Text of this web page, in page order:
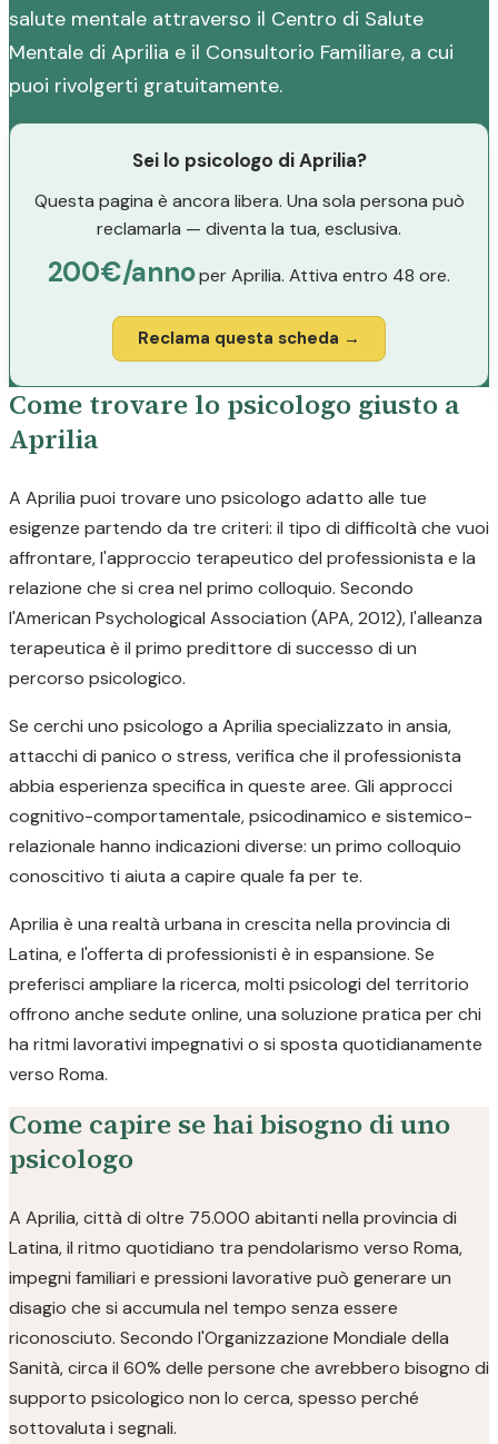
salute mentale attraverso il Centro di Salute
Mentale di Aprilia e il Consultorio Familiare, a cui
puoi rivolgerti gratuitamente.
Sei lo psicologo di Aprilia?
Questa pagina è ancora libera. Una sola persona può
reclamarla — diventa la tua, esclusiva.
200€/annoper Aprilia. Attiva entro 48 ore.
Reclama questa scheda →
Come trovare lo psicologo giusto a
Aprilia
A Aprilia puoi trovare uno psicologo adatto alle tue
esigenze partendo da tre criteri: il tipo di difficoltà che vuoi
affrontare, l'approccio terapeutico del professionista e la
relazione che si crea nel primo colloquio. Secondo
l'American Psychological Association (APA, 2012), l'alleanza
terapeutica è il primo predittore di successo di un
percorso psicologico.
Se cerchi uno psicologo a Aprilia specializzato in ansia,
attacchi di panico o stress, verifica che il professionista
abbia esperienza specifica in queste aree. Gli approcci
cognitivo-comportamentale, psicodinamico e sistemico-
relazionale hanno indicazioni diverse: un primo colloquio
conoscitivo ti aiuta a capire quale fa per te.
Aprilia è una realtà urbana in crescita nella provincia di
Latina, e l'offerta di professionisti è in espansione. Se
preferisci ampliare la ricerca, molti psicologi del territorio
offrono anche sedute online, una soluzione pratica per chi
ha ritmi lavorativi impegnativi o si sposta quotidianamente
verso Roma.
Come capire se hai bisogno di uno
psicologo
A Aprilia, città di oltre 75.000 abitanti nella provincia di
Latina, il ritmo quotidiano tra pendolarismo verso Roma,
impegni familiari e pressioni lavorative può generare un
disagio che si accumula nel tempo senza essere
riconosciuto. Secondo l'Organizzazione Mondiale della
Sanità, circa il 60% delle persone che avrebbero bisogno di
supporto psicologico non lo cerca, spesso perché
sottovaluta i segnali.